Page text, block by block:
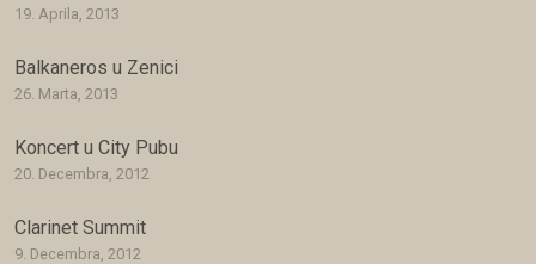
19. Aprila, 2013
Balkaneros u Zenici
26. Marta, 2013
Koncert u City Pubu
20. Decembra, 2012
Clarinet Summit
9. Decembra, 2012